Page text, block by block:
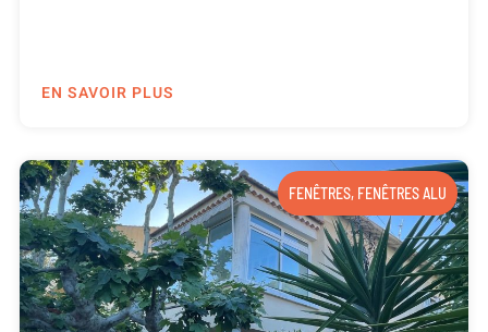
EN SAVOIR PLUS
FENÊTRES, FENÊTRES ALU